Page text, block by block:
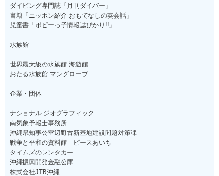
ダイビング専門誌「月刊ダイバー」
書籍「ニッポン紹介 おもてなしの英会話」
児童書「ポピーっ子情報誌ぴかり!!」
水族館
世界最大級の水族館 海遊館
おたる水族館 マングローブ
企業・団体
ナショナル ジオグラフィック
南気象予報士事務所
沖縄県知事公室辺野古新基地建設問題対策課
戦争と平和の資料館 ピースあいち
タイムズのレンタカー
沖縄振興開発金融公庫
株式会社JTB沖縄